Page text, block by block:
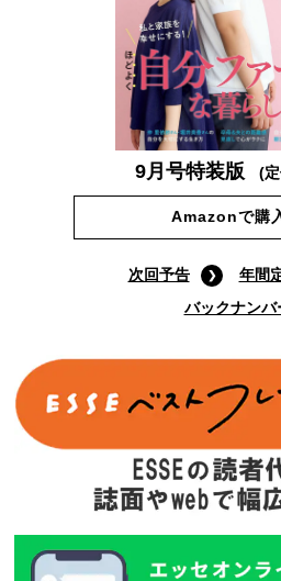
9月号特装版 (
Amazonで購
次回予告
年間
バックナンバ